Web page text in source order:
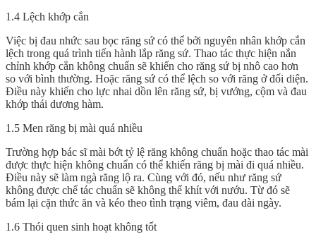
1.4 Lệch khớp cắn
Việc bị đau nhức sau bọc răng sứ có thể bởi nguyên nhân khớp cắn
lệch trong quá trình tiến hành lắp răng sứ. Thao tác thực hiện nắn
chỉnh khớp cắn không chuẩn sẽ khiến cho răng sứ bị nhô cao hơn
so với bình thường. Hoặc răng sứ có thể lệch so với răng ở đối diện.
Điều này khiến cho lực nhai dồn lên răng sứ, bị vướng, cộm và đau
khớp thái dương hàm.
1.5 Men răng bị mài quá nhiều
Trường hợp bác sĩ mài bớt tỷ lệ răng không chuẩn hoặc thao tác mài
được thực hiện không chuẩn có thể khiến răng bị mài đi quá nhiều.
Điều này sẽ làm ngà răng lộ ra. Cùng với đó, nếu như răng sứ
không được chế tác chuẩn sẽ không thể khít với nướu. Từ đó sẽ
bám lại cặn thức ăn và kéo theo tình trạng viêm, đau dài ngày.
1.6 Thói quen sinh hoạt không tốt